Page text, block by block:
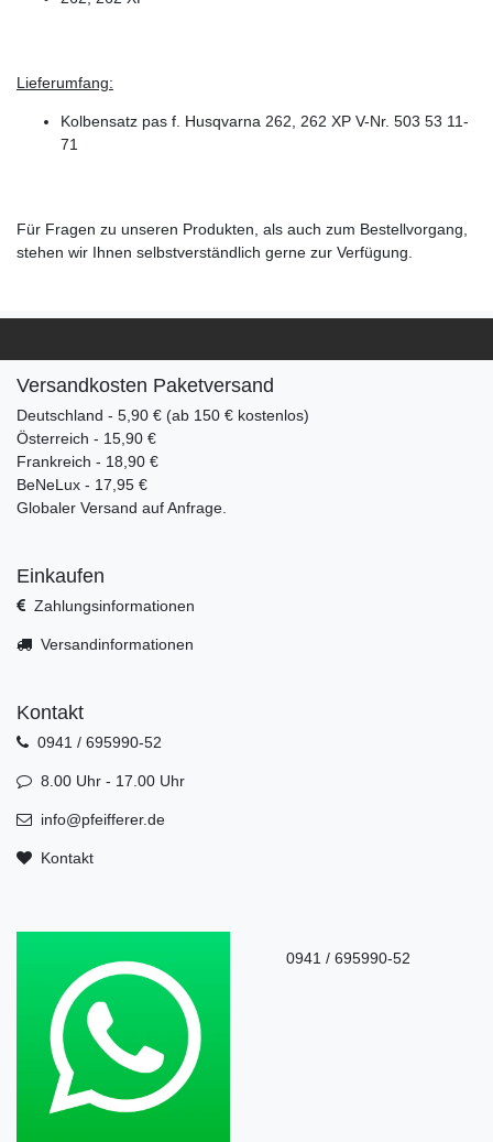
Lieferumfang:
Kolbensatz pas f. Husqvarna 262, 262 XP V-Nr. 503 53 11-
71
Für Fragen zu unseren Produkten, als auch zum Bestellvorgang,
stehen wir Ihnen selbstverständlich gerne zur Verfügung.
Versandkosten Paketversand
Deutschland - 5,90 € (ab 150 € kostenlos)
Österreich - 15,90 €
Frankreich - 18,90 €
BeNeLux - 17,95 €
Globaler Versand auf Anfrage.
Einkaufen
Zahlungsinformationen
Versandinformationen
Kontakt
0941 / 695990-52
8.00 Uhr - 17.00 Uhr
info@pfeifferer.de
Kontakt
0941 / 695990-52